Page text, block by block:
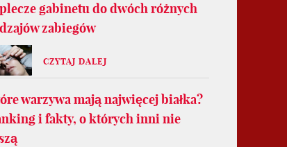
gabinetu do dwóch różnych
zabiegów
CZYTAJ DALEJ
warzywa mają najwięcej białka?
i fakty, o których inni nie